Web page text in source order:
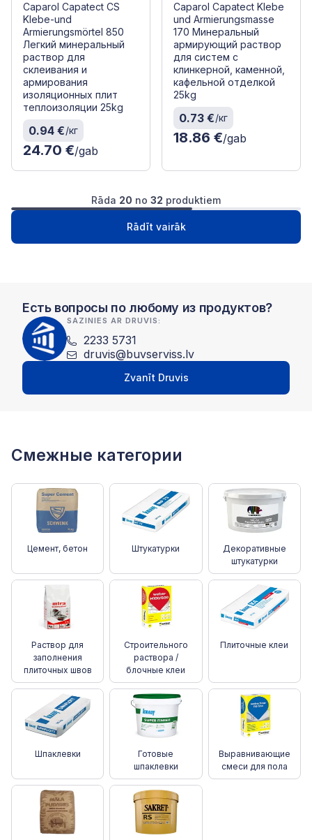
Caparol Capatect CS
Klebe-und
Armierungsmörtel 850
Легкий минеральный
раствор для
склеивания и
армирования
изоляционных плит
теплоизоляции 25kg
0.94 €/кг
24.70 €/gab
Caparol Capatect Klebe
und Armierungsmasse
170 Минеральный
армирующий раствор
для систем с
клинкерной, каменной,
кафельной отделкой
25kg
0.73 €/кг
18.86 €/gab
Rāda 20 no 32 produktiem
Rādīt vairāk
1 2 Следущая
Есть вопросы по любому из продуктов?
SAZINIES AR DRUVIS:
2233 5731
druvis@buvserviss.lv
Zvanīt Druvis
Смежные категории
Цемент, бетон Штукатурки
Декоративные
штукатурки
Раствор для
заполнения
плиточных швов
Cтроительного
раствора /
блочные клеи
Плиточные клеи
Шпаклевки
Готовые
шпаклевки
Выравнивающие
смеси для пола